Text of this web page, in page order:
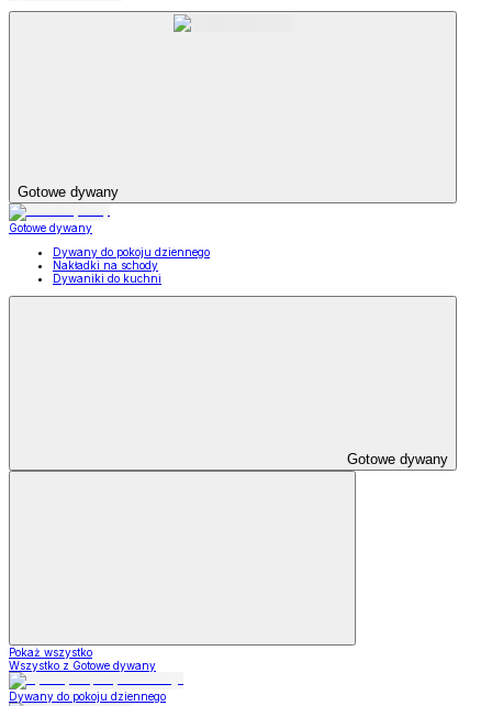
Gotowe dywany
Gotowe dywany
Dywany do pokoju dziennego
Nakładki na schody
Dywaniki do kuchni
Gotowe dywany
Pokaż wszystko
Wszystko z Gotowe dywany
Dywany do pokoju dziennego